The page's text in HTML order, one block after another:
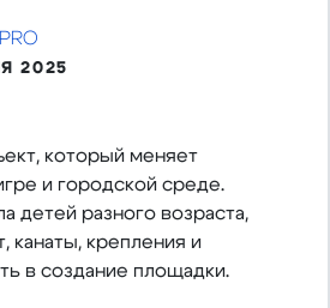
2025
который меняет
и городской среде.
детей разного возраста,
канаты, крепления и
в создание площадки.